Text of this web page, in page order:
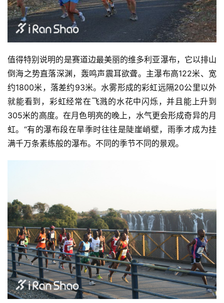
赛
观
装
备
训
练
视
用
户
精
选
运
动
集
值得特别说明的是赛道边最美丽的维多利亚瀑布，它以排山
倒海之势直落深渊，轰鸣声震耳欲聋。主瀑布高122米、宽
约1800米，落差约93米。水雾形成的彩虹远隔20公里以外
就能看到，彩虹经常在飞溅的水花中闪烁，并且能上升到
305米的高度。在月色明亮的晚上，水气更会形成奇异的月
虹。“有的瀑布段在旱季时往往是陡崖峭壁，雨季才成为挂
满千万条素练般的瀑布。不同的季节不同的景观。